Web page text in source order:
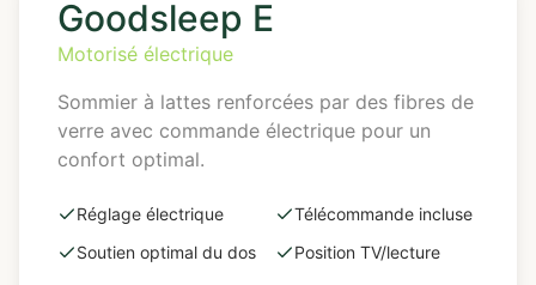
Goodsleep E
Motorisé électrique
Sommier à lattes renforcées par des fibres de
verre avec commande électrique pour un
confort optimal.
Réglage électrique
Télécommande incluse
Soutien optimal du dos
Position TV/lecture